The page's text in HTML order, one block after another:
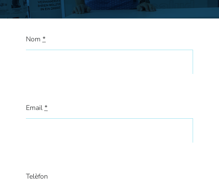
Nom*
Email*
Telèfon